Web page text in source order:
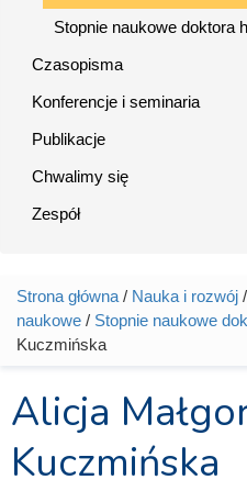
Stopnie naukowe doktora
Czasopisma
Konferencje i seminaria
Publikacje
Chwalimy się
Zespół
Jesteś tutaj
Strona główna / Nauka i rozwój /
naukowe / Stopnie naukowe
Kuczmińska
Alicja
Kuczmińska